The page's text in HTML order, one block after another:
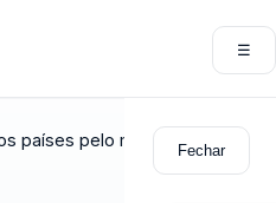
☰
Fechar
países pelo mundo